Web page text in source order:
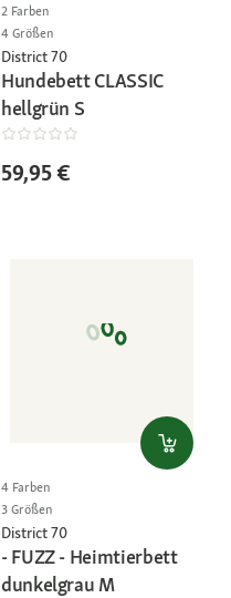
2 Farben
4 Größen
District 70
Hundebett CLASSIC
hellgrün S
59,95 €
4 Farben
3 Größen
District 70
- FUZZ - Heimtierbett
dunkelgrau M